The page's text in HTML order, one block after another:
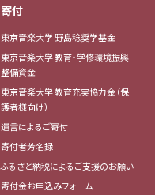
寄付
東京音楽大学 野島稔奨学基金
東京音楽大学 教育・学修環境振興
整備資金
東京音楽大学 教育充実協力金（保
護者様向け）
遺言によるご寄付
寄付者芳名録
ふるさと納税によるご支援のお願い
寄付金お申込みフォーム